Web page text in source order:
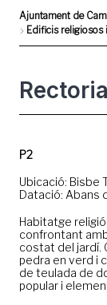
de
ayuda
la
Ajuntament de
Edificis religiosos
Rectoria
P2
Ubicació: Bisbe
Datació: Abans
Habitatge
confrontant
costat del jardí.
pedra en verd i
de teulada de
popular i